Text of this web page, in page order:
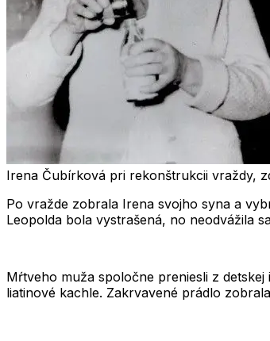
Irena Čubírková pri rekonštrukcii vraždy,
Po vražde zobrala Irena svojho syna a
Leopolda bola vystrašená, no neodvážila
Mŕtveho muža spoločne preniesli z
liatinové kachle. Zakrvavené prádlo